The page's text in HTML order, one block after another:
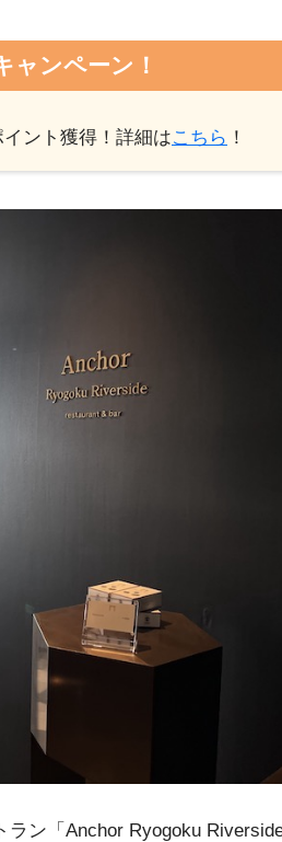
ャンペーン！
イント獲得！詳細はこちら ！
ン「Anchor Ryogoku